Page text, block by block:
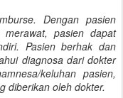
Dengan pasien
pasien dapat
Pasien berhak dan
diagnosa dari dokter
keluhan pasien,
diberikan oleh dokter.